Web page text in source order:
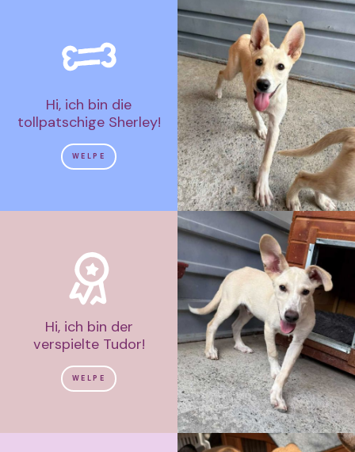
Hi, ich bin die
tollpatschige Sherley!
WELPE
Hi, ich bin der
verspielte Tudor!
WELPE